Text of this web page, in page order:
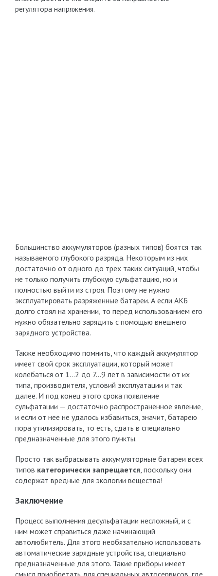
регулятора напряжения.
Большинство аккумуляторов (разных типов) боятся так
называемого глубокого разряда. Некоторым из них
достаточно от одного до трех таких ситуаций, чтобы
не только получить глубокую сульфатацию, но и
полностью выйти из строя. Поэтому не нужно
эксплуатировать разряженные батареи. А если АКБ
долго стоял на хранении, то перед использованием его
нужно обязательно зарядить с помощью внешнего
зарядного устройства.
Также необходимо помнить, что каждый аккумулятор
имеет свой срок эксплуатации, который может
колебаться от 1…2 до 7…9 лет в зависимости от их
типа, производителя, условий эксплуатации и так
далее. И под конец этого срока появление
сульфатации — достаточно распространенное явление,
и если от нее не удалось избавиться, значит, батарею
пора утилизировать, то есть, сдать в специально
предназначенные для этого пункты.
Просто так выбрасывать аккумуляторные батареи всех
типов категорически запрещается, поскольку они
содержат вредные для экологии вещества!
Заключение
Процесс выполнения десульфатации несложный, и с
ним может справиться даже начинающий
автолюбитель. Для этого необязательно использовать
автоматические зарядные устройства, специально
предназначенные для этого. Такие приборы имеет
смысл приобретать для специальных автосервисов, где